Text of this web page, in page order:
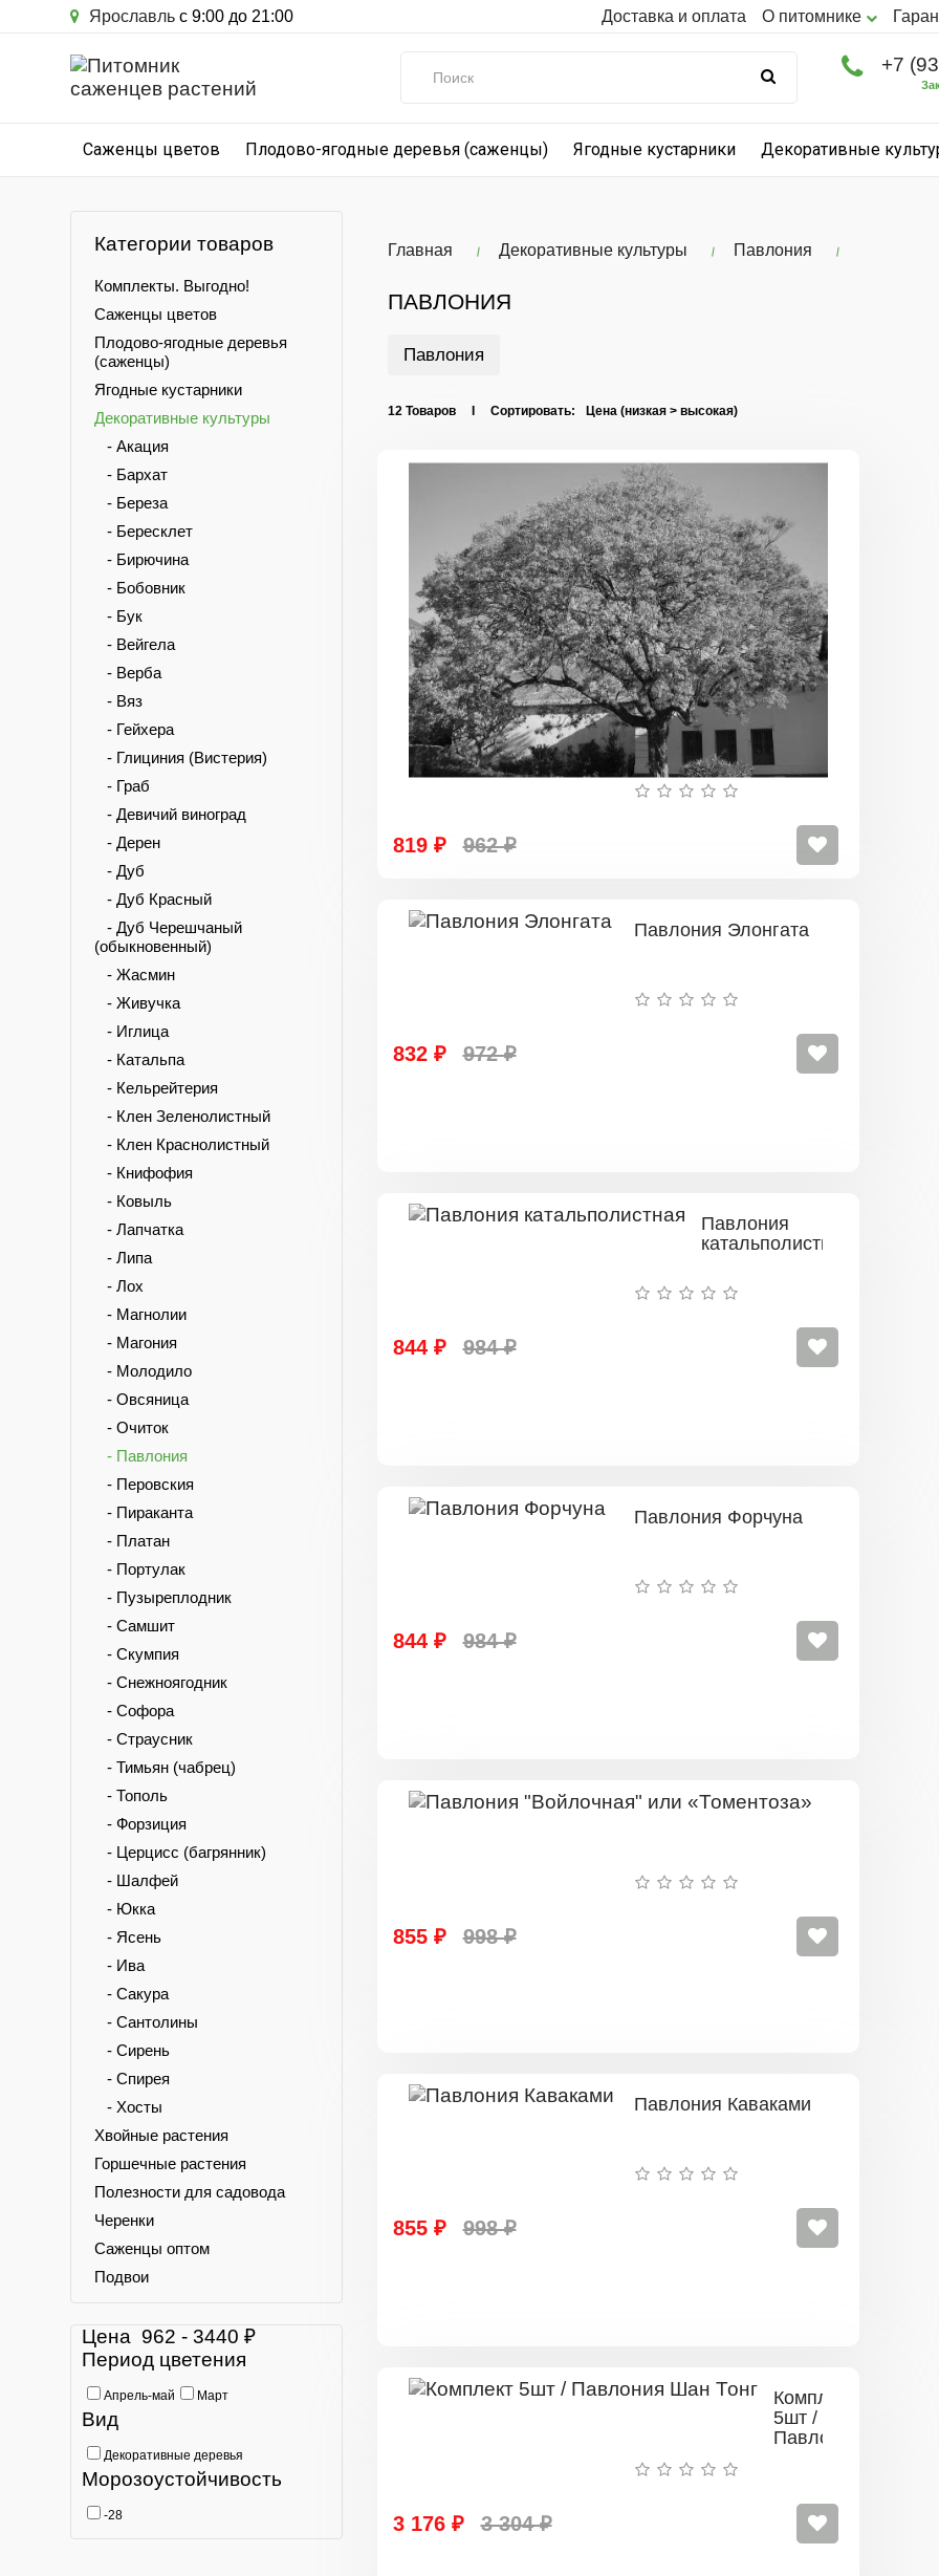
Ярославль с 9:00 до 21:00 Доставка и оплата О питомнике
+7
Саженцы цветов Плодово-ягодные деревья (саженцы) Ягодные кустарники Декоративные
Категории товаров
Комплекты. Выгодно!
Саженцы цветов
Плодово-ягодные деревья
(саженцы)
Ягодные кустарники
Декоративные культуры
- Акация
- Бархат
- Береза
- Бересклет
- Бирючина
- Бобовник
- Бук
- Вейгела
- Верба
- Вяз
- Гейхера
- Глициния (Вистерия)
- Граб
- Девичий виноград
- Дерен
- Дуб
- Дуб Красный
- Дуб Черешчаный
(обыкновенный)
- Жасмин
- Живучка
- Иглица
- Катальпа
- Кельрейтерия
- Клен Зеленолистный
- Клен Краснолистный
- Книфофия
- Ковыль
- Лапчатка
- Липа
- Лох
- Магнолии
- Магония
- Молодило
- Овсяница
- Очиток
- Павлония
- Перовския
- Пираканта
- Платан
- Портулак
- Пузыреплодник
- Самшит
- Скумпия
- Снежноягодник
- Софора
- Страусник
- Тимьян (чабрец)
- Тополь
- Форзиция
- Церцисс (багрянник)
- Шалфей
- Юкка
- Ясень
- Ива
- Сакура
- Сантолины
- Сирень
- Спирея
- Хосты
Хвойные растения
Горшечные растения
Полезности для садовода
Черенки
Саженцы оптом
Подвои
Цена 962 - 3440 ₽
Период цветения
Апрель-май Март
Вид
Декоративные деревья
Морозоустойчивость
-28
Главная Декоративные культуры Павлония
ПАВЛОНИЯ
Павлония
12 Товаров I Сортировать:
819 ₽ 962 ₽
Павлония Элонгата
832 ₽ 972 ₽
Павлония
катальполистная
844 ₽ 984 ₽
Павлония Форчуна
844 ₽ 984 ₽
855 ₽ 998 ₽
Павлония Каваками
855 ₽ 998 ₽
Комплект
5шт /
Павлония
3 176 ₽ 3 304 ₽